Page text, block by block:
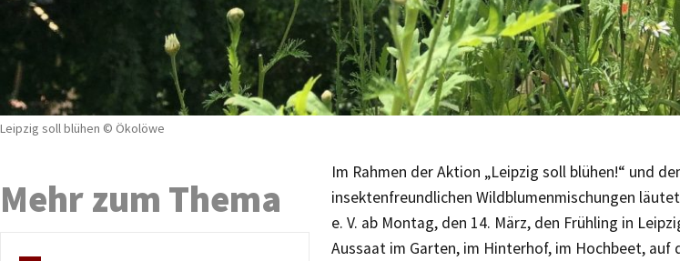
Leipzig soll blühen © Ökolöwe
Im Rahmen der Aktion „Leipzig soll blühen!“ und
insektenfreundlichen Wildblumenmischungen
e. V. ab Montag, den 14. März, den Frühling in
Aussaat im Garten, im Hinterhof, im Hochbeet,
Mehr zum Thema